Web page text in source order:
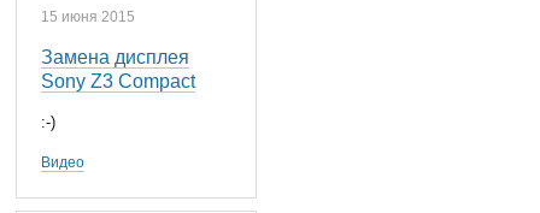
15 июня 2015
Замена дисплея
Sony Z3 Compact
:-)
Видео